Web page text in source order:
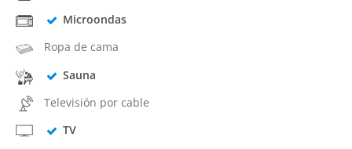
Microondas
Ropa de cama
Sauna
Televisión por cable
TV